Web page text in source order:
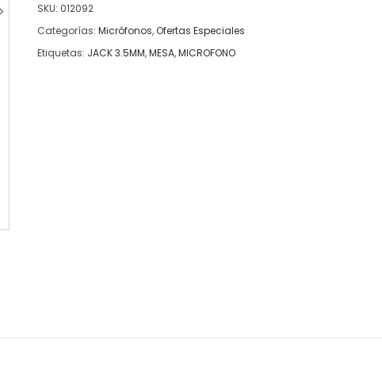
SKU: 012092
Categorías: Micrófonos,Ofertas Especiales
Etiquetas: JACK 3.5MM,MESA,MICROFONO